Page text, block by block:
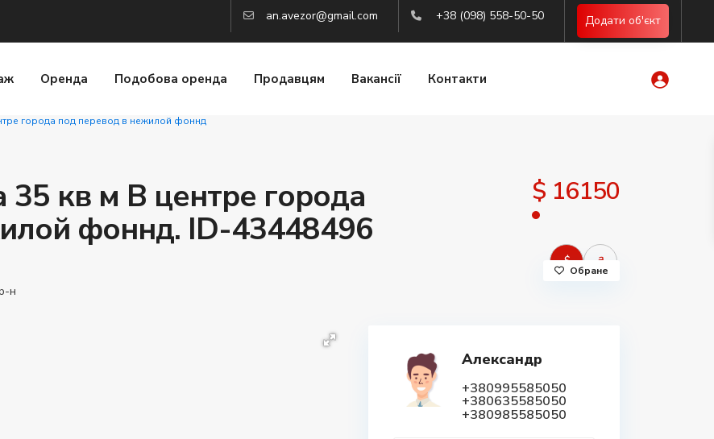
an.avezor@gmail.com +38 (098) 558-50-50 Додати об'єкт
Оренда Подобова оренда Продавцям Вакансії Контакти
города под перевод в нежилой фоннд
кв м В центре города
фоннд. ID-43448496
$ 16150
$ ₴
н
Обране
Александр
+380995585050
+380635585050
+380985585050